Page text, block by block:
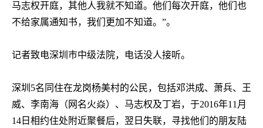
马志权开庭，其他人我就不知道。他们每次开庭，他们也
不给家属通知书，我们更加不知道。”。
记者致电深圳巿中级法院，电话没人接听。
深圳 5名同住在龙岗杨美村的公民，包括邓洪成、萧兵、王
威、李南海（网名火焱）、马志权及丁岩，于2016年11 月
14 日相约住处附近聚餐后，翌日失联，寻找他们的朋友陆